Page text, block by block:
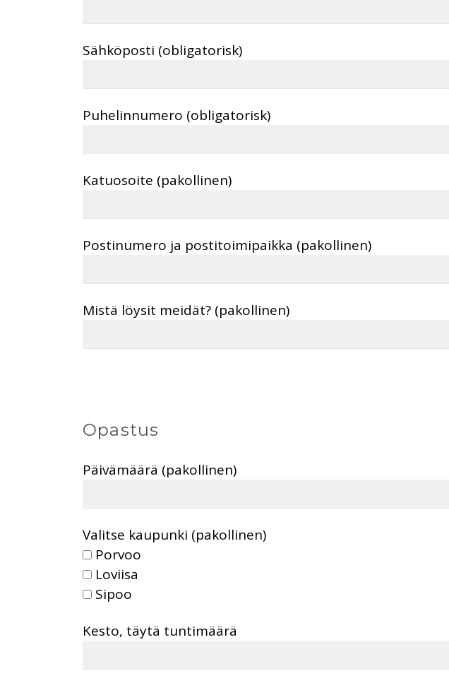
Sähköposti (obligatorisk)
Puhelinnumero (obligatorisk)
Katuosoite (pakollinen)
Postinumero ja postitoimipaikka (pakollinen)
Mistä löysit meidät? (pakollinen)
Opastus
Päivämäärä (pakollinen)
Valitse kaupunki (pakollinen)
Porvoo
Loviisa
Sipoo
Kesto, täytä tuntimäärä